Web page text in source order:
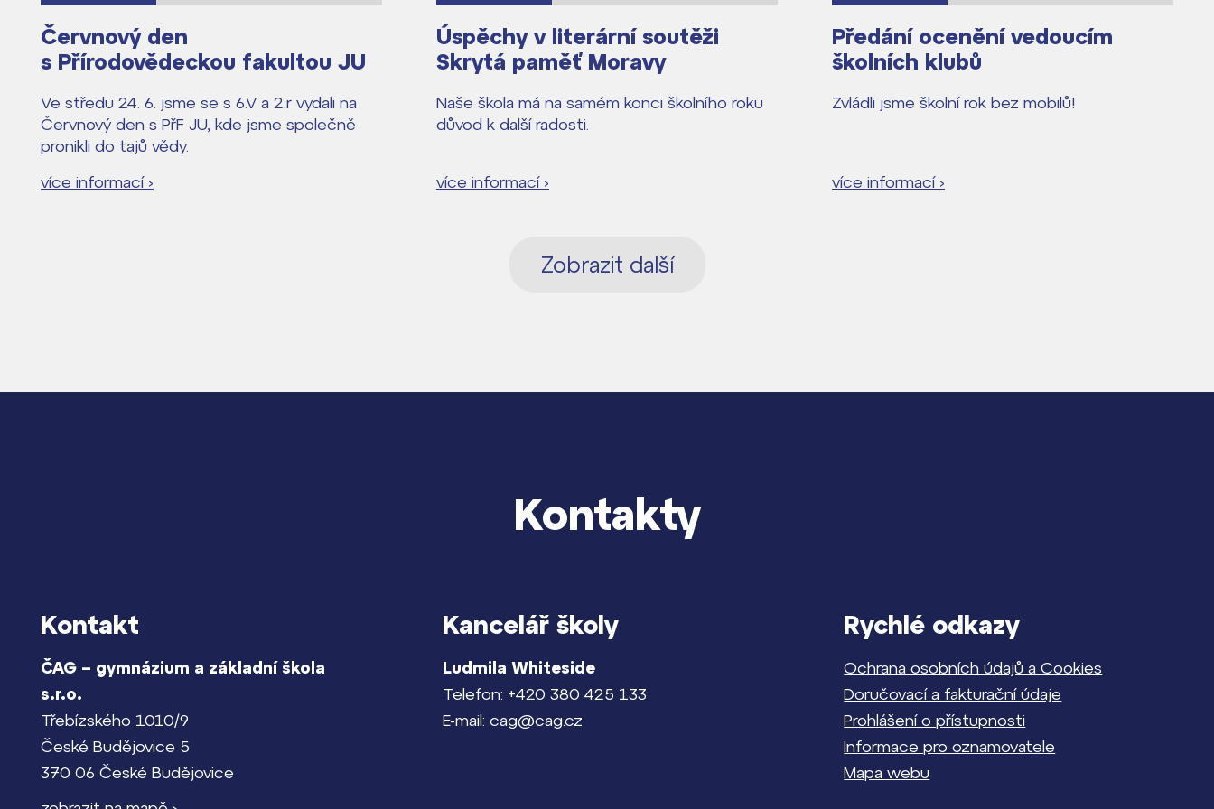
Červnový den
s Přírodovědeckou fakultou JU
Ve středu 24. 6. jsme se s 6.V a 2.r vydali na
Červnový den s PřF JU, kde jsme společně
pronikli do tajů vědy.
více informací ›
Úspěchy v literární soutěži
Skrytá paměť Moravy
Naše škola má na samém konci školního roku
důvod k další radosti.
více informací ›
Předání ocenění vedoucím
školních klubů
Zvládli jsme školní rok bez mobilů!
více informací ›
Zobrazit další
Kontakty
Kontakt
ČAG – gymnázium a základní škola
s.r.o.
Třebízského 1010/9
České Budějovice 5
370 06 České Budějovice
Kancelář školy
Ludmila Whiteside
Telefon: +420 380 425 133
E-mail: cag@cag.cz
Rychlé odkazy
Ochrana osobních údajů a Cookies
Doručovací a fakturační údaje
Prohlášení o přístupnosti
Informace pro oznamovatele
Mapa webu